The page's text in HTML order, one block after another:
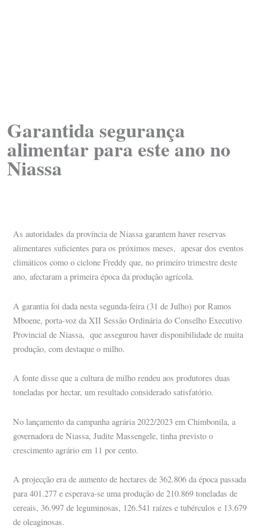
Garantida segurança
alimentar para este ano no
Niassa
As autoridades da província de Niassa garantem haver reservas
alimentares suficientes para os próximos meses, apesar dos eventos
climáticos como o ciclone Freddy que, no primeiro trimestre deste
ano, afectaram a primeira época da produção agrícola.
A garantia foi dada nesta segunda-feira (31 de Julho) por Ramos
Mboene, porta-voz da XII Sessão Ordinária do Conselho Executivo
Provincial de Niassa, que assegurou haver disponibilidade de muita
produção, com destaque o milho.
A fonte disse que a cultura de milho rendeu aos produtores duas
toneladas por hectar, um resultado considerado satisfatório.
No lançamento da campanha agrária 2022/2023 em Chimbonila, a
governadora de Niassa, Judite Massengele, tinha previsto o
crescimento agrário em 11 por cento.
A projecção era de aumento de hectares de 362.806 da época passada
para 401.277 e esperava-se uma produção de 210.869 toneladas de
cereais, 36.997 de leguminosas, 126.541 raízes e tubérculos e 13.679
de oleaginosas.